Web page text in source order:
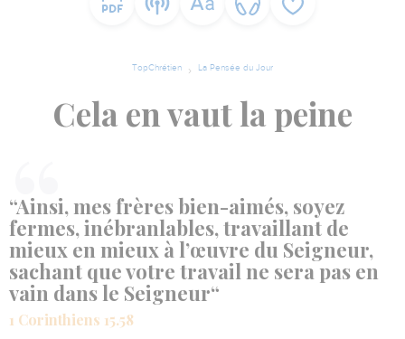
TopChrétien La Pensée du Jour
Cela en vaut la peine
“Ainsi, mes frères bien-aimés, soyez
fermes, inébranlables, travaillant de
mieux en mieux à l’œuvre du Seigneur,
sachant que votre travail ne sera pas en
vain dans le Seigneur“
1 Corinthiens 15.58